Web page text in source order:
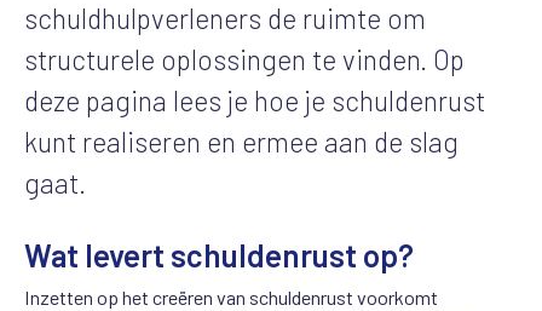
schuldhulpverleners de ruimte om
structurele oplossingen te vinden. Op
deze pagina lees je hoe je schuldenrust
kunt realiseren en ermee aan de slag
gaat.
Wat levert schuldenrust op?
Inzetten op het creëren van schuldenrust voorkomt